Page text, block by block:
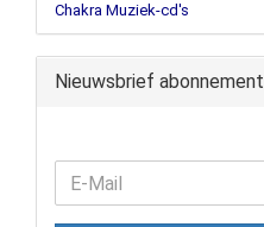
Chakra Muziek-cd's
Nieuwsbrief abonnement